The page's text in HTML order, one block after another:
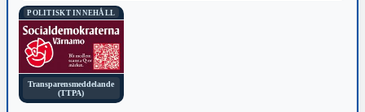
POLITISKT INNEHÅLL
Transparensmeddelande
(TTPA)